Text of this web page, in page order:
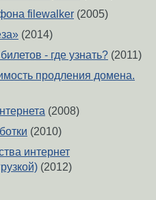
filewalker (2005)
(2014)
- где узнать? (2011)
продления домена.
(2008)
(2010)
интернет
(2012)